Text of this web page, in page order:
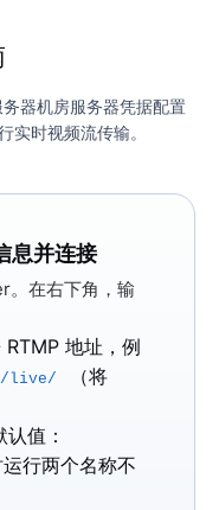
器机房服务器凭据配置
时视频流传输。
息并连接
。在右下角，输
地址，例
live/ （将
值：
行两个名称不